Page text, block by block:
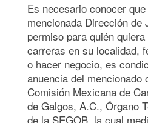
Es necesario conocer
mencionada Dirección de
permiso para quién
carreras en su localidad,
o hacer negocio, es
anuencia del mencionado
Comisión Mexicana de
de Galgos, A.C., Órgano
de la SEGOB, la cual